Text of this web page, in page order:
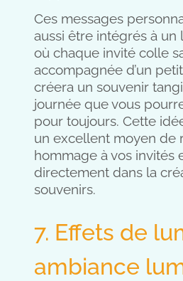
Ces messages
aussi être intégrés à un
où chaque invité colle
accompagnée d’un
créera un souvenir
journée que vous
pour toujours. Cette
un excellent moyen de
hommage à vos invités
directement dans la
souvenirs.
7. Effets de
ambiance